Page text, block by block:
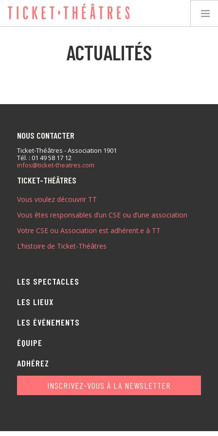
ACCESSIBILITÉ
ÉQUIPE
ADHÉREZ
ACTUALITÉS
NOUS CONTACTER
Ticket-Théâtres - Association 1901
Tél. : 01 49 58 17 12
infos@ticket-theatres.com
TICKET-THÉÂTRES
Vous voulez découvrir TT
Vous êtes responsables d’un CSE ou d’une association
Votre CSE ou Association est adhérent.e à TT
L’histoire de Ticket-Théâtres
LES SPECTACLES
LES LIEUX
LES ÉVÉNEMENTS
ÉQUIPE
ADHÉREZ
INSCRIVEZ-VOUS À LA NEWSLETTER